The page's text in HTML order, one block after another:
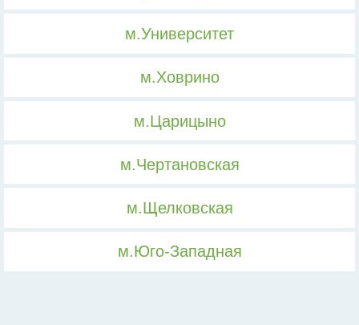
м.Университет
м.Ховрино
м.Царицыно
м.Чертановская
м.Щелковская
м.Юго-Западная